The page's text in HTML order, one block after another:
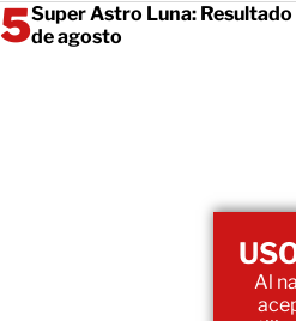
Super Astro Luna:
de agosto
Al